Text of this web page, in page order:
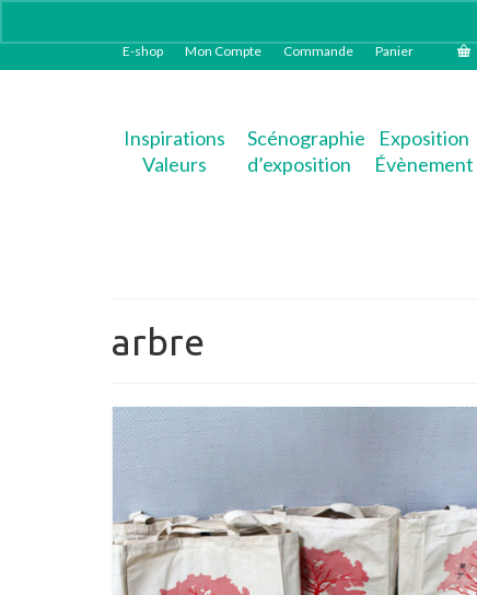
E-shop Mon Compte Commande Panier
Inspirations
Valeurs
Scénographie
d’exposition
Exposition
Évènement
arbre